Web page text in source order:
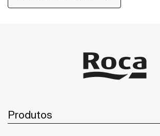
Produtos